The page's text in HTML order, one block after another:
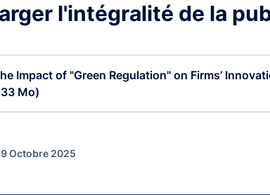
l'intégralité de la
Impact of "Green Regulation" on Firms’
Mo)
Octobre 2025